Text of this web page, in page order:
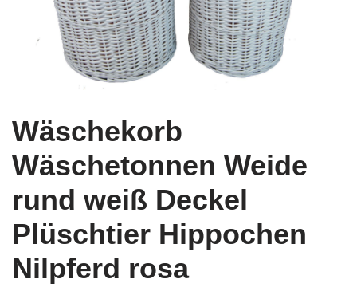
Wäschekorb
Wäschetonnen Weide
rund weiß Deckel
Plüschtier Hippochen
Nilpferd rosa